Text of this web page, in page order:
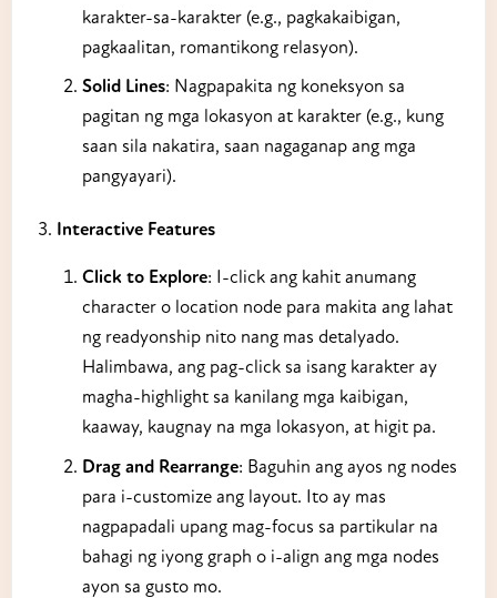
karakter-sa-karakter (e.g., pagkakaibigan,
pagkaalitan, romantikong relasyon).
Solid Lines: Nagpapakita ng koneksyon sa
pagitan ng mga lokasyon at karakter (e.g., kung
saan sila nakatira, saan nagaganap ang mga
pangyayari).
Interactive Features
Click to Explore: I-click ang kahit anumang
character o location node para makita ang lahat
ng readyonship nito nang mas detalyado.
Halimbawa, ang pag-click sa isang karakter ay
magha-highlight sa kanilang mga kaibigan,
kaaway, kaugnay na mga lokasyon, at higit pa.
Drag and Rearrange: Baguhin ang ayos ng nodes
para i-customize ang layout. Ito ay mas
nagpapadali upang mag-focus sa partikular na
bahagi ng iyong graph o i-align ang mga nodes
ayon sa gusto mo.